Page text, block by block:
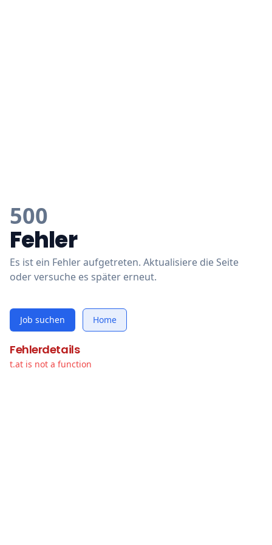
500
Fehler
Es ist ein Fehler aufgetreten. Aktualisiere die Seite
oder versuche es später erneut.
Job suchen Home
Fehlerdetails
t.at is not a function